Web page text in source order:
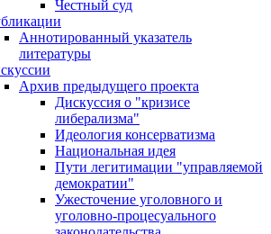
Честный суд
Аннотированный указатель
литературы
Архив предыдущего проекта
Дискуссия о "кризисе
либерализма"
Идеология консерватизма
Национальная идея
Пути легитимации "управляемой
демократии"
Ужесточение уголовного и
уголовно-процесуального